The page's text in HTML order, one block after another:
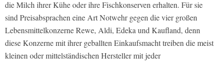
die Milch ihrer Kühe oder ihre Fischkonserven erhalten. Für sie
sind Preisabsprachen eine Art Notwehr gegen die vier großen
Lebensmittelkonzerne Rewe, Aldi, Edeka und Kaufland, denn
diese Konzerne mit ihrer geballten Einkaufsmacht treiben die meist
kleinen oder mittelständischen Hersteller mit jeder